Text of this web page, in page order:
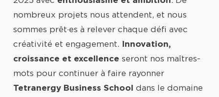
nombreux projets nous attendent, et nous
sommes prêt·es à relever chaque défi avec
créativité et engagement. Innovation,
croissance et excellence seront nos maîtres-
mots pour continuer à faire rayonner
Tetranergy Business School dans le domaine